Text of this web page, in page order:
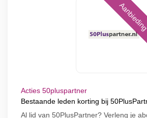
Acties 50pluspartner
Bestaande leden korting bij
Al lid van 50PlusPartner? Verleng je